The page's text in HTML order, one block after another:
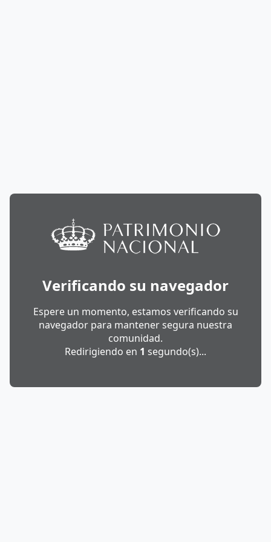
Verificando su navegador
Espere un momento, estamos verificando su
navegador para mantener segura nuestra
comunidad.
Redirigiendo en 1 segundo(s)...